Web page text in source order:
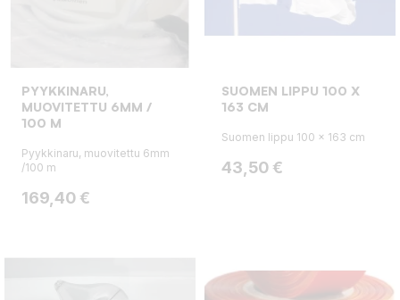
PYYKKINARU,
MUOVITETTU 6MM /
100 M
Pyykkinaru, muovitettu 6mm
/100 m
Hinta
169,40 €
SUOMEN LIPPU 100 X
163 CM
Suomen lippu 100 x 163 cm
Hinta
43,50 €